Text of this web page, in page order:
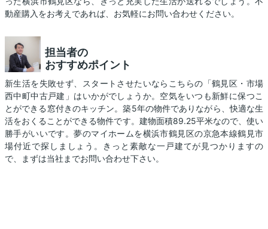
動産購入をお考えであれば、お気軽にお問い合わせください。
担当者の
おすすめポイント
新生活を失敗せず、スタートさせたいならこちらの「鶴見区・市場
西中町中古戸建」はいかがでしょうか。空気をいつも新鮮に保つこ
とができる窓付きのキッチン。築5年の物件でありながら、快適な生
活をおくることができる物件です。建物面積89.25平米なので、使い
勝手がいいです。夢のマイホームを横浜市鶴見区の京急本線鶴見市
場付近で探しましょう。きっと素敵な一戸建てが見つかりますの
で、まずは当社までお問い合わせ下さい。